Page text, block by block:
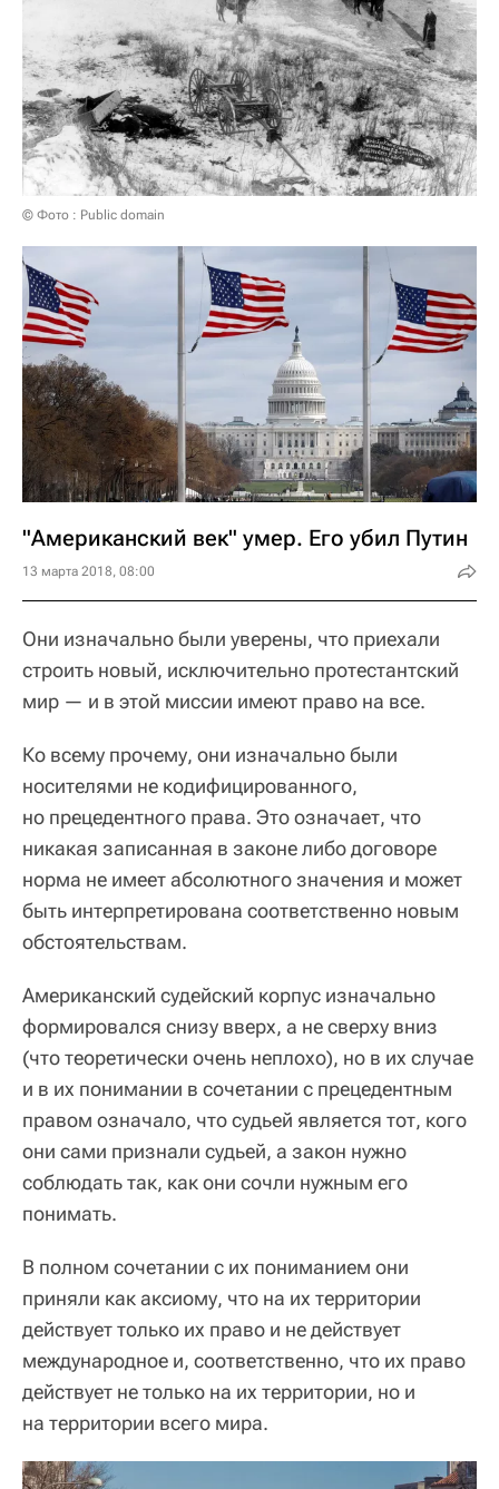
© Фото : Public domain
"Американский век" умер. Его убил Путин
13 марта 2018, 08:00
Они изначально были уверены, что приехали
строить новый, исключительно протестантский
мир — и в этой миссии имеют право на все.
Ко всему прочему, они изначально были
носителями не кодифицированного,
но прецедентного права. Это означает, что
никакая записанная в законе либо договоре
норма не имеет абсолютного значения и может
быть интерпретирована соответственно новым
обстоятельствам.
Американский судейский корпус изначально
формировался снизу вверх, а не сверху вниз
(что теоретически очень неплохо), но в их случае
и в их понимании в сочетании с прецедентным
правом означало, что судьей является тот, кого
они сами признали судьей, а закон нужно
соблюдать так, как они сочли нужным его
понимать.
В полном сочетании с их пониманием они
приняли как аксиому, что на их территории
действует только их право и не действует
международное и, соответственно, что их право
действует не только на их территории, но и
на территории всего мира.